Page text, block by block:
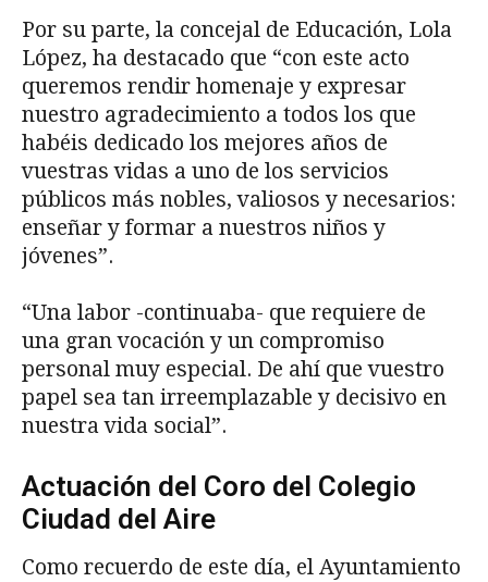
Por su parte, la concejal de Educación, Lola
López, ha destacado que “con este acto
queremos rendir homenaje y expresar
nuestro agradecimiento a todos los que
habéis dedicado los mejores años de
vuestras vidas a uno de los servicios
públicos más nobles, valiosos y necesarios:
enseñar y formar a nuestros niños y
jóvenes”.
“Una labor -continuaba- que requiere de
una gran vocación y un compromiso
personal muy especial. De ahí que vuestro
papel sea tan irreemplazable y decisivo en
nuestra vida social”.
Actuación del Coro del Colegio
Ciudad del Aire
Como recuerdo de este día, el Ayuntamiento